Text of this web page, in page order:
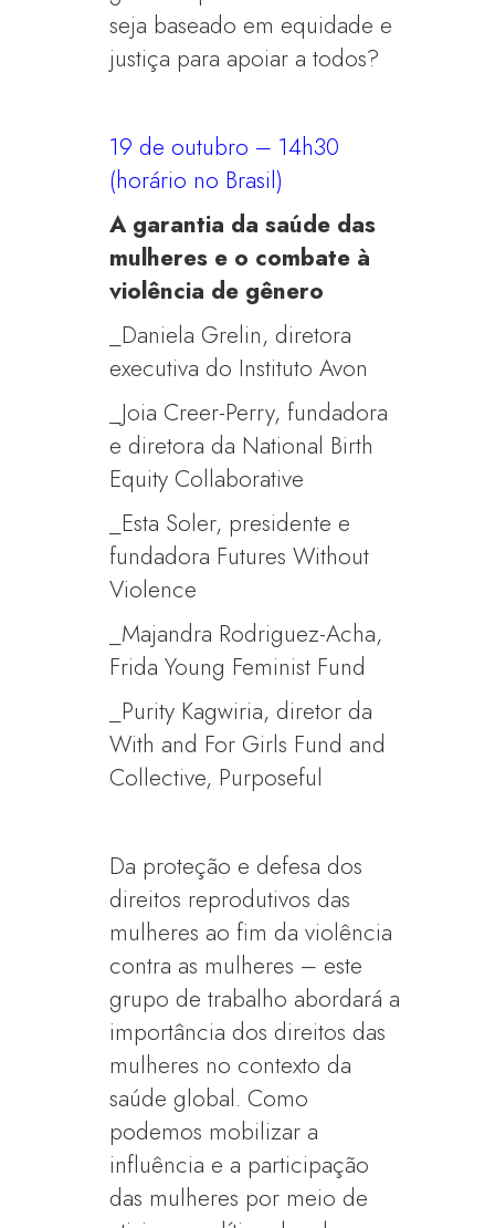
seja baseado em equidade e
justiça para apoiar a todos?
19 de outubro – 14h30
(horário no Brasil)
A garantia da saúde das
mulheres e o combate à
violência de gênero
_Daniela Grelin, diretora
executiva do Instituto Avon
_Joia Creer-Perry, fundadora
e diretora da National Birth
Equity Collaborative
_Esta Soler, presidente e
fundadora Futures Without
Violence
_Majandra Rodriguez-Acha,
Frida Young Feminist Fund
_Purity Kagwiria, diretor da
With and For Girls Fund and
Collective, Purposeful
Da proteção e defesa dos
direitos reprodutivos das
mulheres ao fim da violência
contra as mulheres – este
grupo de trabalho abordará a
importância dos direitos das
mulheres no contexto da
saúde global. Como
podemos mobilizar a
influência e a participação
das mulheres por meio de